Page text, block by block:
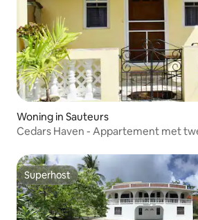
Woning in Sauteurs
Cedars Haven - Appartement met
Superhost
Superhost